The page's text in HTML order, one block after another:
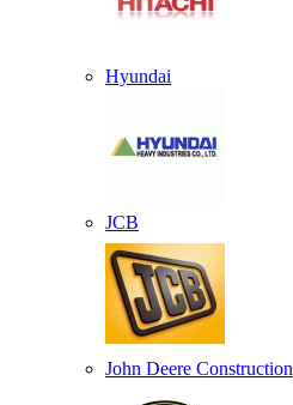
Hyundai
JCB
John Deere Construction